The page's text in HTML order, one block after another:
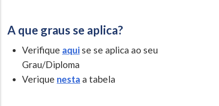
A que graus se aplica?
Verifique aqui se se aplica ao seu
Grau/Diploma
Verique nesta a tabela